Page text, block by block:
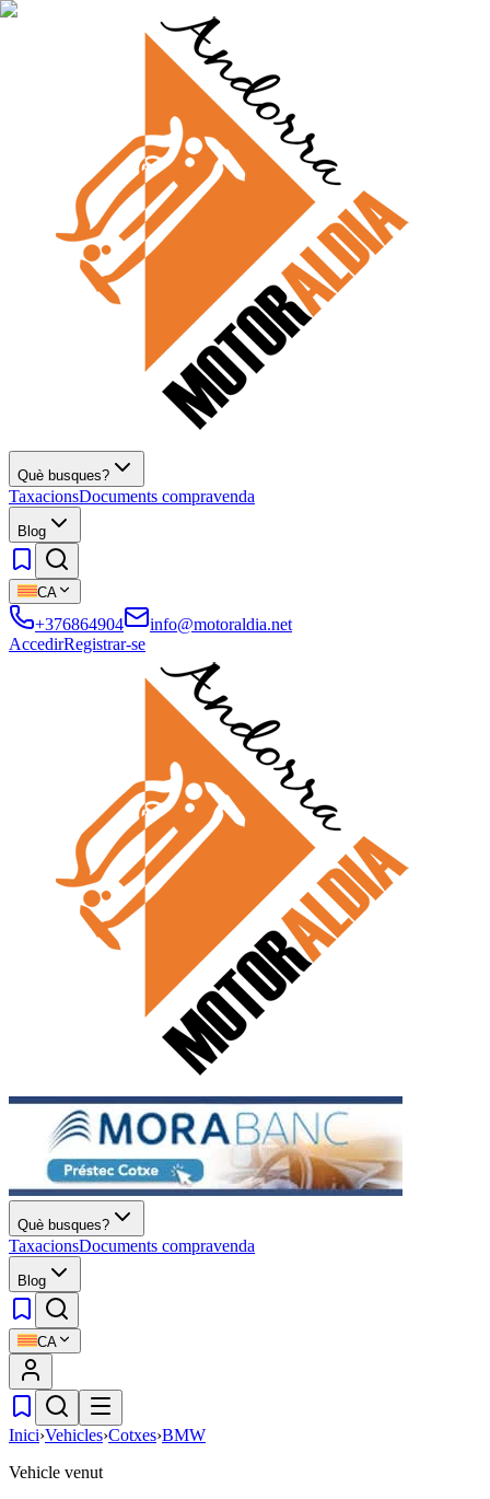
Què busques?
TaxacionsDocuments compravenda
Blog
CA
+376864904
info@motoraldia.net
AccedirRegistrar-se
Què busques?
TaxacionsDocuments compravenda
Blog
CA
Inici›Vehicles›Cotxes›BMW
Vehicle venut